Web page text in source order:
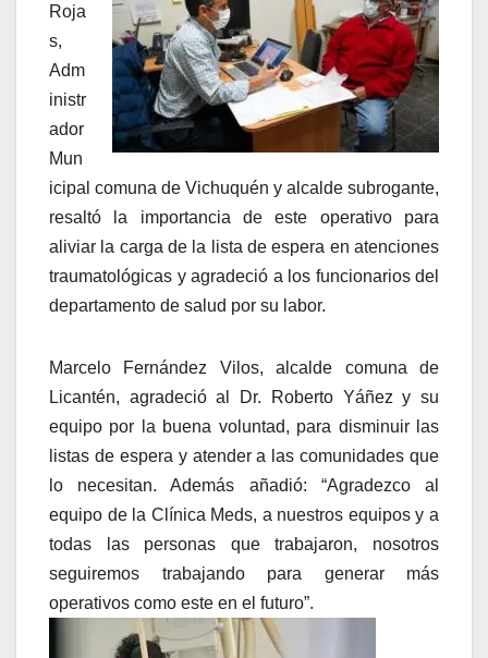
Roja
s,
Adm
inistr
ador
Mun
icipal comuna de Vichuquén y alcalde subrogante,
resaltó la importancia de este operativo para
aliviar la carga de la lista de espera en atenciones
traumatológicas y agradeció a los funcionarios del
departamento de salud por su labor.
Marcelo Fernández Vilos, alcalde comuna de
Licantén, agradeció al Dr. Roberto Yáñez y su
equipo por la buena voluntad, para disminuir las
listas de espera y atender a las comunidades que
lo necesitan. Además añadió: “Agradezco al
equipo de la Clínica Meds, a nuestros equipos y a
todas las personas que trabajaron, nosotros
seguiremos trabajando para generar más
operativos como este en el futuro”.